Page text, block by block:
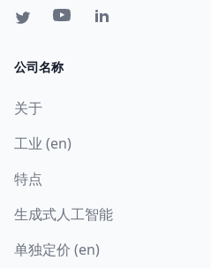
公司名称
关于
工业 (en)
特点
生成式人工智能
单独定价 (en)